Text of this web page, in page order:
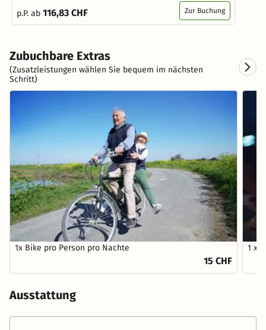
p.P. ab 116,83 CHF Zur Buchung
Zubuchbare Extras
(Zusatzleistungen wählen Sie bequem im nächsten
Schritt)
1x Bike pro Person pro Nachte
15 CHF
1 x
Ausstattung